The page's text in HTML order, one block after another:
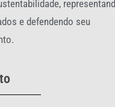
e defendendo seu